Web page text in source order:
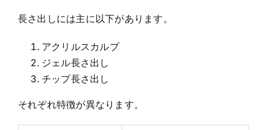
長さ出しには主に以下があります。
アクリルスカルプ
ジェル長さ出し
チップ長さ出し
それぞれ特徴が異なります。